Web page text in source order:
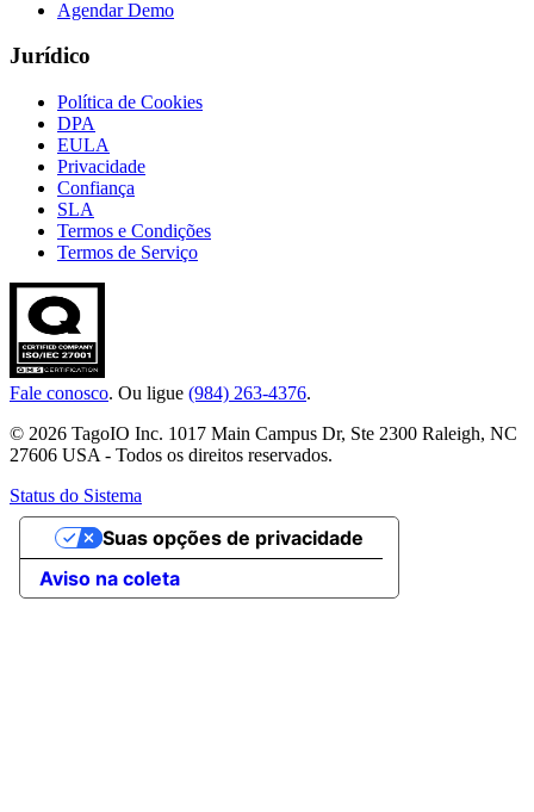
Agendar Demo
Jurídico
Política de Cookies
DPA
EULA
Privacidade
Confiança
SLA
Termos e Condições
Termos de Serviço
Fale conosco. Ou ligue (984) 263-4376.
© 2026 TagoIO Inc. 1017 Main Campus Dr, Ste 2300 Raleigh, NC
27606 USA - Todos os direitos reservados.
Status do Sistema
Aviso na coleta
Suas opções de privacidade